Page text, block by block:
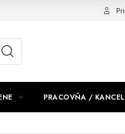
PRACOVŇA /